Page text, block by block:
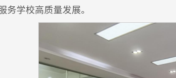
务学校高质量发展。